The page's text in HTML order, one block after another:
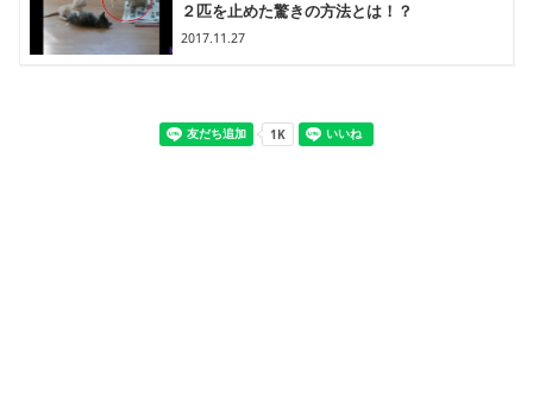
２匹を止めた驚きの方法とは！？
2017.11.27